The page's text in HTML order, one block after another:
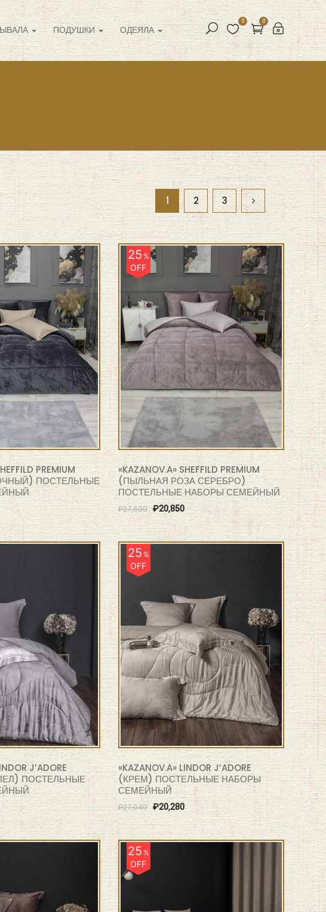
ПОДУШКИ ОДЕЯЛА
0
0
1 2 3
PREMIUM
ПОСТЕЛЬНЫЕ
25%
OFF
«KAZANOV.A» SHEFFILD PREMIUM
(ПЫЛЬНАЯ РОЗА СЕРЕБРО)
ПОСТЕЛЬНЫЕ НАБОРЫ СЕМЕЙНЫЙ
₽27,800 ₽20,850
J’ADORE
ПОСТЕЛЬНЫЕ
25%
OFF
«KAZANOV.A» LINDOR J’ADORE
(КРЕМ) ПОСТЕЛЬНЫЕ НАБОРЫ
СЕМЕЙНЫЙ
₽27,040 ₽20,280
25%
OFF